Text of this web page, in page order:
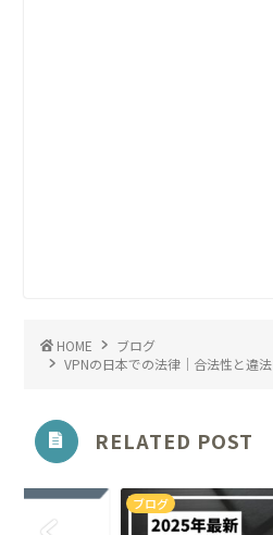
HOME
ブログ
VPNの日本での法律｜合法性と違
RELATED POST
ブログ